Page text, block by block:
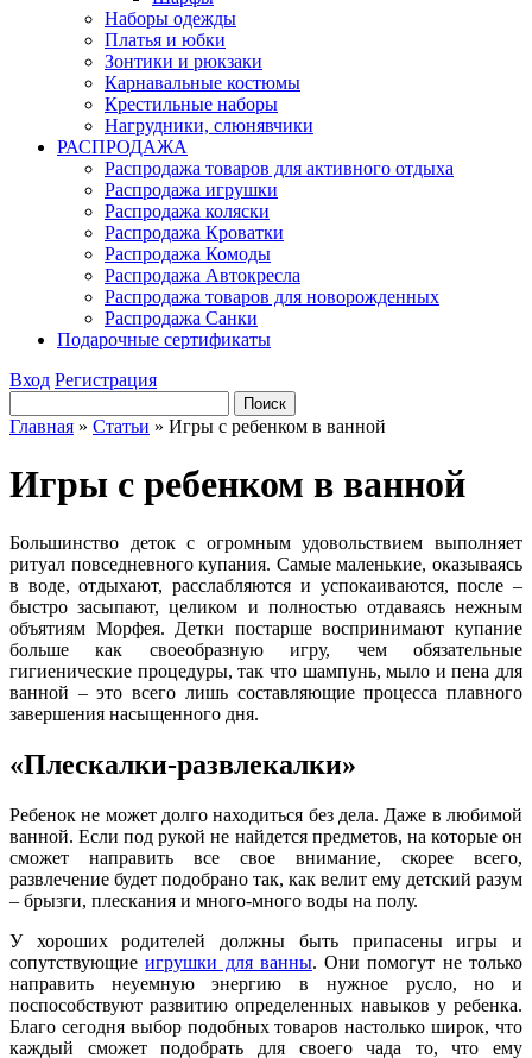
Наборы одежды
Платья и юбки
Зонтики и рюкзаки
Карнавальные костюмы
Крестильные наборы
Нагрудники, слюнявчики
РАСПРОДАЖА
Распродажа товаров для активного отдыха
Распродажа игрушки
Распродажа коляски
Распродажа Кроватки
Распродажа Комоды
Распродажа Автокресла
Распродажа товаров для новорожденных
Распродажа Санки
Подарочные сертификаты
Вход Регистрация
Главная » Статьи » Игры с ребенком в ванной
Игры с ребенком в ванной
Большинство деток с огромным удовольствием выполняет
ритуал повседневного купания. Самые маленькие, оказываясь
в воде, отдыхают, расслабляются и успокаиваются, после –
быстро засыпают, целиком и полностью отдаваясь нежным
объятиям Морфея. Детки постарше воспринимают купание
больше как своеобразную игру, чем обязательные
гигиенические процедуры, так что шампунь, мыло и пена для
ванной – это всего лишь составляющие процесса плавного
завершения насыщенного дня.
«Плескалки-развлекалки»
Ребенок не может долго находиться без дела. Даже в любимой
ванной. Если под рукой не найдется предметов, на которые он
сможет направить все свое внимание, скорее всего,
развлечение будет подобрано так, как велит ему детский разум
– брызги, плескания и много-много воды на полу.
У хороших родителей должны быть припасены игры и
сопутствующиеигрушки для ванны. Они помогут не только
направить неуемную энергию в нужное русло, но и
поспособствуют развитию определенных навыков у ребенка.
Благо сегодня выбор подобных товаров настолько широк, что
каждый сможет подобрать для своего чада то, что ему